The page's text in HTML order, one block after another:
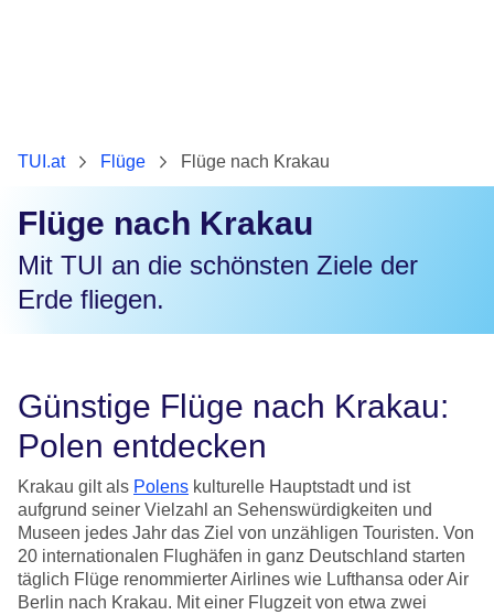
TUI.at Flüge Flüge nach Krakau
Flüge nach Krakau
Mit TUI an die schönsten Ziele der
Erde fliegen.
Günstige Flüge nach Krakau:
Polen entdecken
Krakau gilt als Polens kulturelle Hauptstadt und ist
aufgrund seiner Vielzahl an Sehenswürdigkeiten und
Museen jedes Jahr das Ziel von unzähligen Touristen. Von
20 internationalen Flughäfen in ganz Deutschland starten
täglich Flüge renommierter Airlines wie Lufthansa oder Air
Berlin nach Krakau. Mit einer Flugzeit von etwa zwei